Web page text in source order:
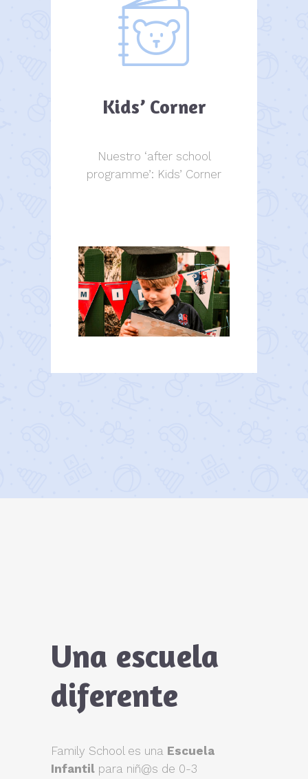
Kids’ Corner
Nuestro ‘after school
programme’: Kids’ Corner
Una escuela
diferente
Family School es una Escuela
Infantil para niñ@s de 0-3